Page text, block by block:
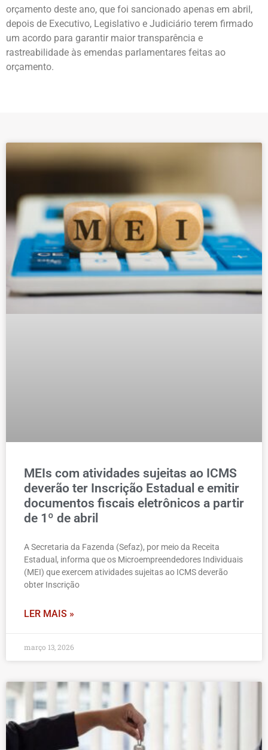
orçamento deste ano, que foi sancionado apenas em abril,
depois de Executivo, Legislativo e Judiciário terem firmado
um acordo para garantir maior transparência e
rastreabilidade às emendas parlamentares feitas ao
orçamento.
MEIs com atividades sujeitas ao ICMS
deverão ter Inscrição Estadual e emitir
documentos fiscais eletrônicos a partir
de 1º de abril
A Secretaria da Fazenda (Sefaz), por meio da Receita
Estadual, informa que os Microempreendedores Individuais
(MEI) que exercem atividades sujeitas ao ICMS deverão
obter Inscrição
LER MAIS »
março 13, 2026